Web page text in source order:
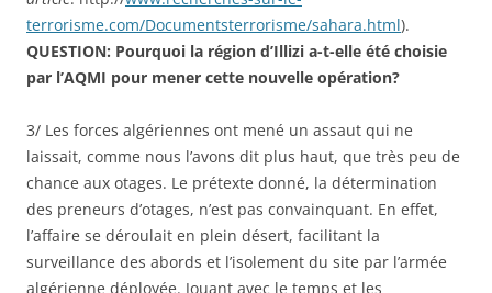
terrorisme.com/Documentsterrorisme/sahara.html).
QUESTION: Pourquoi la région d’Illizi a-t-elle été choisie
par l’AQMI pour mener cette nouvelle opération?
3/ Les forces algériennes ont mené un assaut qui ne
laissait, comme nous l’avons dit plus haut, que très peu de
chance aux otages. Le prétexte donné, la détermination
des preneurs d’otages, n’est pas convainquant. En effet,
l’affaire se déroulait en plein désert, facilitant la
surveillance des abords et l’isolement du site par l’armée
algérienne déployée. Jouant avec le temps et les